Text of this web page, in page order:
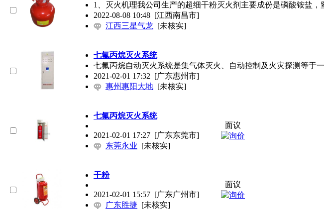
1、灭火机理我公司生产的超细干粉灭火剂主要成份是磷酸铵盐
2022-08-08 10:48 [江西南昌市]
江西三星气龙 [未核实]
七氟丙烷灭火系统
七氟丙烷自动灭火系统是集气体灭火、自动控制及火灾探测等于
2021-02-01 17:32 [广东惠州市]
惠州惠阳大地 [未核实]
七氟丙烷灭火系统
2021-02-01 17:27 [广东东莞市]
东莞永业 [未核实]
面议
干粉
2021-02-01 15:57 [广东广州市]
广东胜捷 [未核实]
面议